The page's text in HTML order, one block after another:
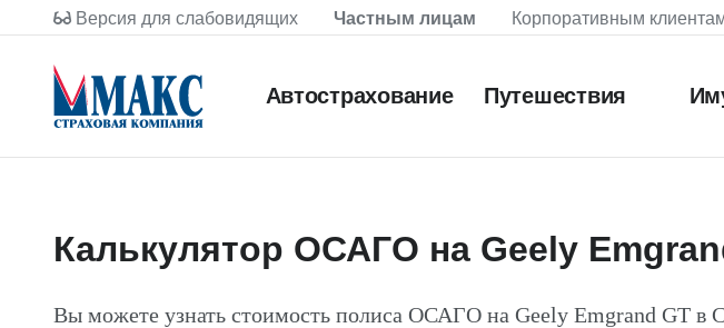
Версия для слабовидящих Частным лицам Корпоративным
Автострахование Путешествия
Калькулятор ОСАГО на Geely
Вы можете узнать стоимость полиса ОСАГО на Geely Emgrand GT